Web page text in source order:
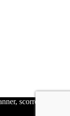
scorrendo